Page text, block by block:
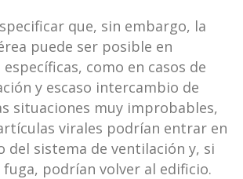
que, sin embargo, la
puede ser posible en
como en casos de
y escaso intercambio de
situaciones muy improbables,
virales podrían entrar en
del sistema de ventilación y, si
podrían volver al edificio.